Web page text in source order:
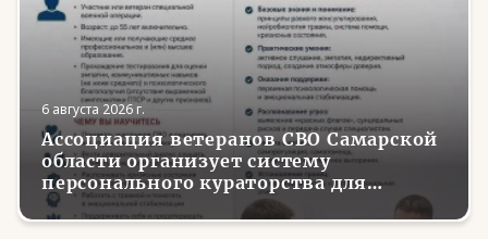
6 августа 2026 г.
Ассоциация ветеранов СВО Самарской
области организует систему
персонального кураторства для
трудоустройства и социализации
вернувшихся с фронта бойцов